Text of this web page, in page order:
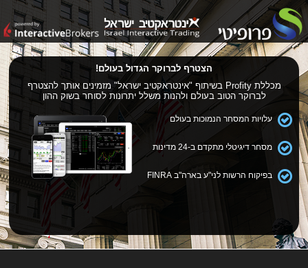
הצטרף לברוקר הגדול בעולם!
מכללת Profity בשיתוף "אינטראקטיב ישראל" מזמינים אותך להצטרף
לברוקר הטוב בעולם ולהנות משלל יתרונות לסוחר בשוק ההון
עלויות המסחר הנמוכות בעולם
מסחר דיגיטלי מתקדם ב-24 מדינות
בפיקוח הרשות לני"ע בארה"ב FINRA